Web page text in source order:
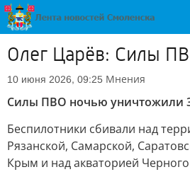
Олег Царёв: Силы
10 июня 2026, 09:25 Мнения
Силы ПВО ночью уничтожили
Беспилотники сбивали над
Рязанской, Самарской,
Крым и над акваторией